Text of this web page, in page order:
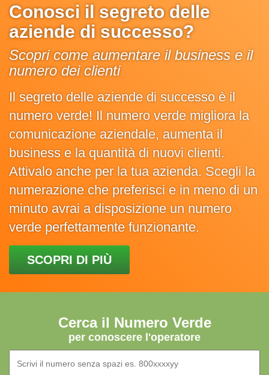
Conosci il segreto delle
aziende di successo?
Scopri come aumentare il business e il
numero dei clienti
Il segreto delle aziende di successo è il
numero verde! Il numero verde migliora la
comunicazione aziendale, aumenta il
business e la quantità di nuovi clienti.
Attivalo anche per la tua azienda. Scegli la
numerazione che preferisci e in meno di un
minuto avrai a disposizione un numero
verde perfettamente funzionante.
SCOPRI DI PIÙ
Cerca il Numero Verde
per conoscere l'operatore